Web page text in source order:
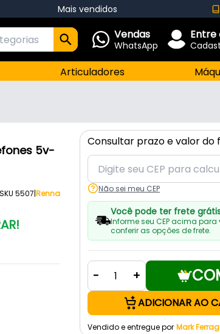
Mais vendidos
Vendas
WhatsApp
Entre
Articuladores
5v-
SKU 5507|Renna
Consultar prazo e valor do
Não sei meu CEP
Você pode ter frete
Informe seu CEP acima para
conferir as opções de frete.
- +
ADICIONAR AO
Vendido e entregue por Mark